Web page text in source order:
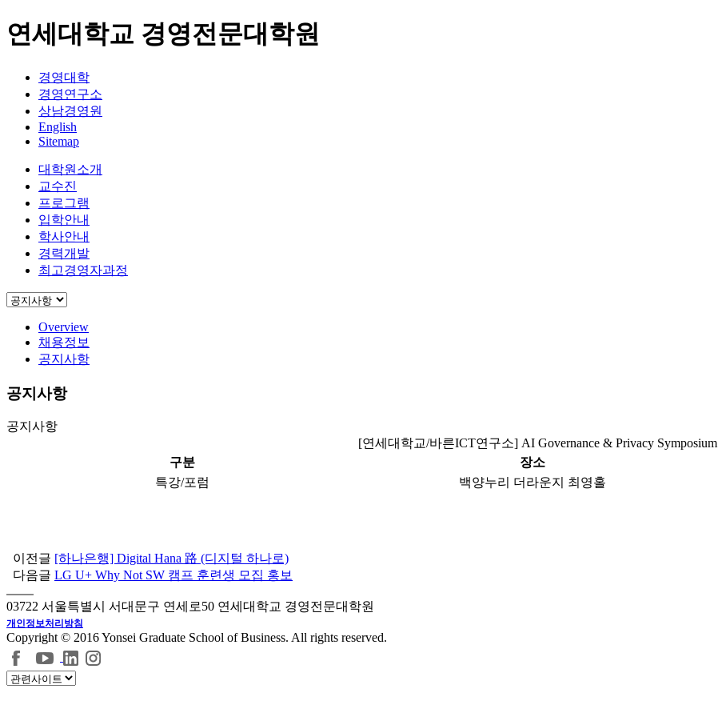
연세대학교 경영전문대학원
경영대학
경영연구소
상남경영원
English
Sitemap
대학원소개
교수진
프로그램
입학안내
학사안내
경력개발
최고경영자과정
Overview
채용정보
공지사항
공지사항
공지사항
[연세대학교/바른ICT연구소] AI Governance & Privacy Symposium
구분
장소
특강/포럼
백양누리 더라운지 최영홀
이전글 [하나은행] Digital Hana 路 (디지털 하나로)
다음글 LG U+ Why Not SW 캠프 훈련생 모집 홍보
03722 서울특별시 서대문구 연세로50 연세대학교 경영전문대학원
개인정보처리방침
Copyright © 2016 Yonsei Graduate School of Business. All rights reserved.